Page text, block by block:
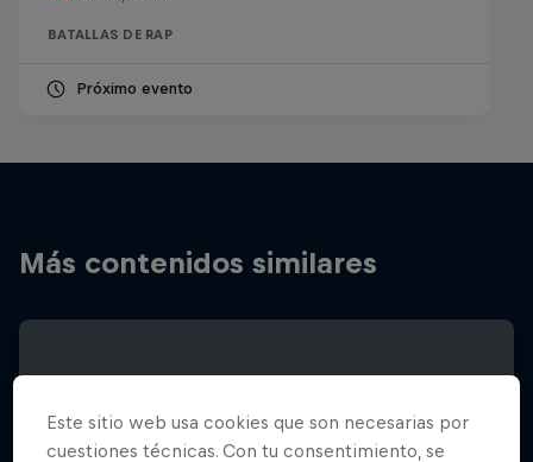
BATALLAS DE RAP
Próximo evento
Más contenidos similares
Este sitio web usa cookies que son necesarias por
cuestiones técnicas. Con tu consentimiento, se